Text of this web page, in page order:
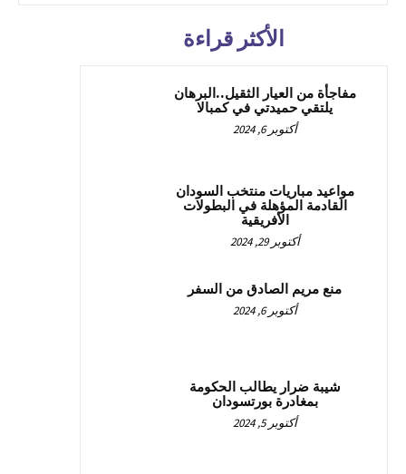
الأكثر قراءة
مفاجأة من العيار الثقيل..البرهان
يلتقي حميدتي في كمبالا
أكتوبر 6, 2024
مواعيد مباريات منتخب السودان
القادمة المؤهلة في البطولات
الأفريقية
أكتوبر 29, 2024
منع مريم الصادق من السفر
أكتوبر 6, 2024
شيبة ضرار يطالب الحكومة
بمغادرة بورتسودان
أكتوبر 5, 2024